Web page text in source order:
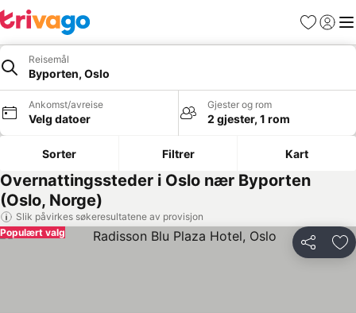
Favoritter
Logg
Reisemål
Byporten, Oslo
Ankomst/avreise
Velg datoer
Gjester og rom
2 gjester, 1 rom
Sorter Filtrer Kart
Overnattingssteder i Oslo nær Byporten
(Oslo, Norge)
Slik påvirkes søkeresultatene av provisjon
Del
Populært valg